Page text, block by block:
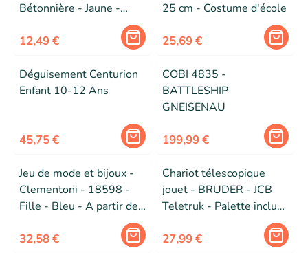
Bétonnière - Jaune -
enfants à partir de 12
12,49 €
25 cm - Costume d'école
25,69 €
Déguisement Centurion
Enfant 10-12 Ans
45,75 €
COBI 4835 -
BATTLESHIP
GNEISENAU
199,99 €
Jeu de mode et bijoux -
Clementoni - 18598 -
Fille - Bleu - A partir de
32,58 €
Chariot télescopique
jouet - BRUDER - JCB
Teletruk - Palette incluse
réglable en hauteur
27,99 €